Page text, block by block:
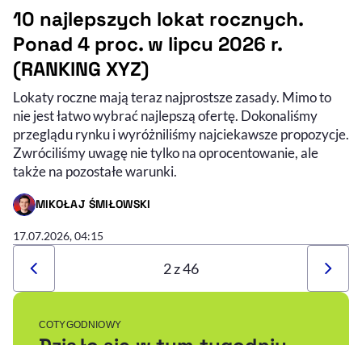
10 najlepszych lokat rocznych.
Ponad 4 proc. w lipcu 2026 r.
(RANKING XYZ)
Lokaty roczne mają teraz najprostsze zasady. Mimo to
nie jest łatwo wybrać najlepszą ofertę. Dokonaliśmy
przeglądu rynku i wyróżniliśmy najciekawsze propozycje.
Zwróciliśmy uwagę nie tylko na oprocentowanie, ale
także na pozostałe warunki.
MIKOŁAJ ŚMIŁOWSKI
- AUTOR ARTYKUŁU - PROFIL
17.07.2026, 04:15
2 z 46